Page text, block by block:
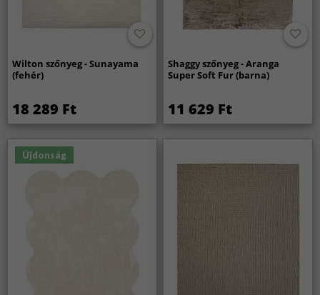
Wilton szőnyeg - Sunayama
(fehér)
18 289 Ft
Shaggy szőnyeg - Aranga
Super Soft Fur (barna)
11 629 Ft
Újdonság